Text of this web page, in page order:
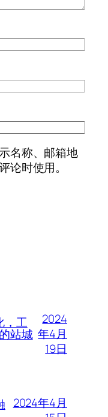
名称、邮箱地
论时使用。
，工
站城
2024
年4月
19日
2024年4月